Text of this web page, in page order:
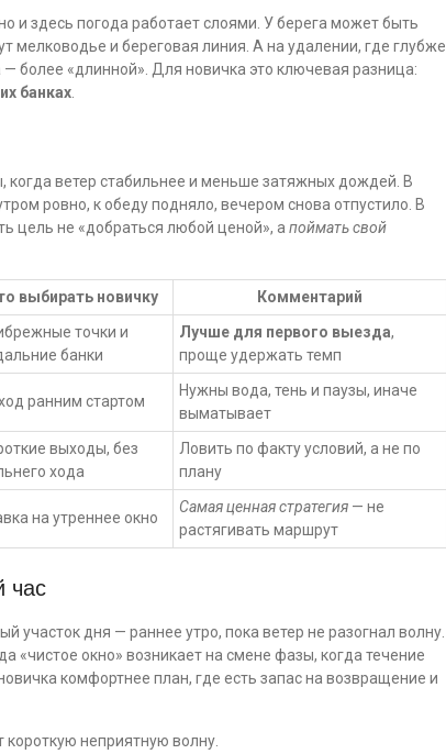
и здесь погода работает слоями. У берега может быть
мелководье и береговая линия. А на удалении, где глубже
более «длинной». Для новичка это ключевая разница:
банках
ветер стабильнее и меньше затяжных дождей. В
ровно, к обеду подняло, вечером снова отпустило. В
цель не «добраться любой ценой», а поймать свой
выбирать новичку
Комментарий
точки и
банки
Лучше для первого выезда,
проще удержать темп
ранним стартом
Нужны вода, тень и паузы, иначе
выматывает
выходы, без
хода
Ловить по факту условий, а не по
плану
на утреннее окно
Самая ценная стратегия — не
растягивать маршрут
час
участок дня — раннее утро, пока ветер не разогнал волну.
«чистое окно» возникает на смене фазы, когда течение
комфортнее план, где есть запас на возвращение и
неприятную волну.